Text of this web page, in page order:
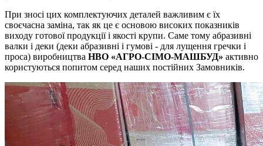
При зносі цих комплектуючих деталей важливим є їх
своєчасна заміна, так як це є основою високих показників
виходу готової продукції і якості крупи. Саме тому абразивні
валки і деки (деки абразивні і гумові - для лущення гречки і
проса) виробництва НВО «АГРО-СІМО-МАШБУД» активно
користуються попитом серед наших постійних Замовників.